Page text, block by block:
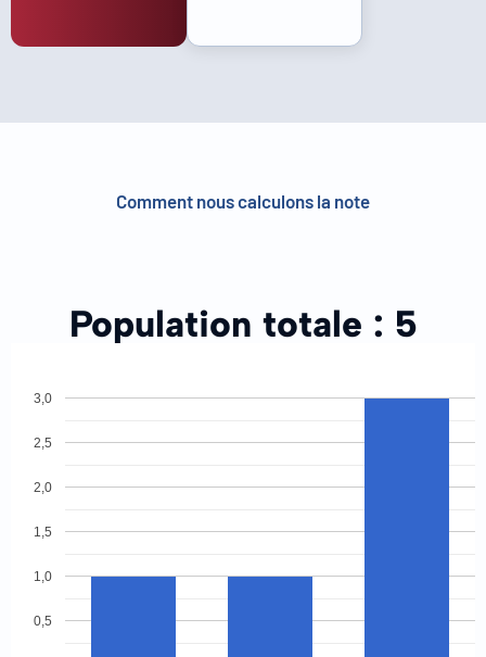
Comment nous calculons la note
Population totale : 5
0,5
1,0
1,5
2,0
2,5
3,0